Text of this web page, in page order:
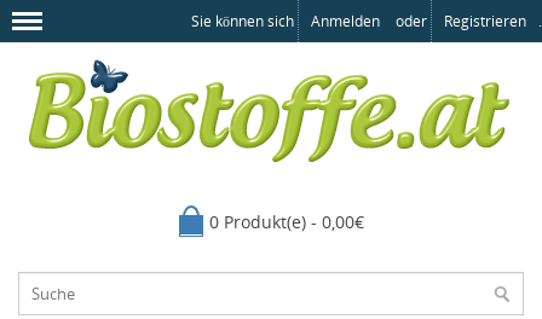
Sie können sich Anmelden oder Registrieren .
0 Produkt(e) - 0,00€